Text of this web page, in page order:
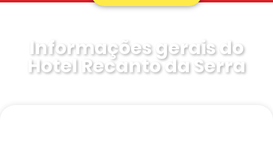
Informações gerais do
Hotel Recanto da Serra